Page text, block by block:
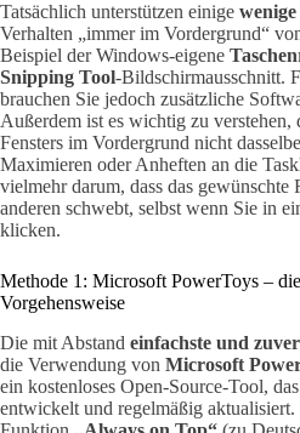
Tatsächlich unterstützen einige
Verhalten „immer im Vordergrund“
Beispiel der Windows-eigene
Snipping Tool-Bildschirmausschnitt.
brauchen Sie jedoch zusätzliche
Außerdem ist es wichtig zu verstehen,
Fensters im Vordergrund nicht
Maximieren oder Anheften an die
vielmehr darum, dass das gewünschte
anderen schwebt, selbst wenn Sie in
klicken.
Methode 1: Microsoft PowerToys –
Vorgehensweise
Die mit Abstand einfachste und
die Verwendung von Microsoft
ein kostenloses Open-Source-Tool,
entwickelt und regelmäßig